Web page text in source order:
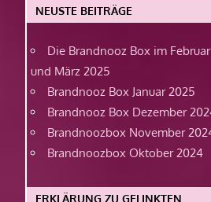
NEUSTE BEITRÄGE
Die Brandnooz Box im Februar
und März 2025
Brandnooz Box Januar 2025
Brandnooz Box Dezember
Brandnoozbox November
Brandnoozbox Oktober 2024
ERKLÄRUNG ZU GELINKTEN